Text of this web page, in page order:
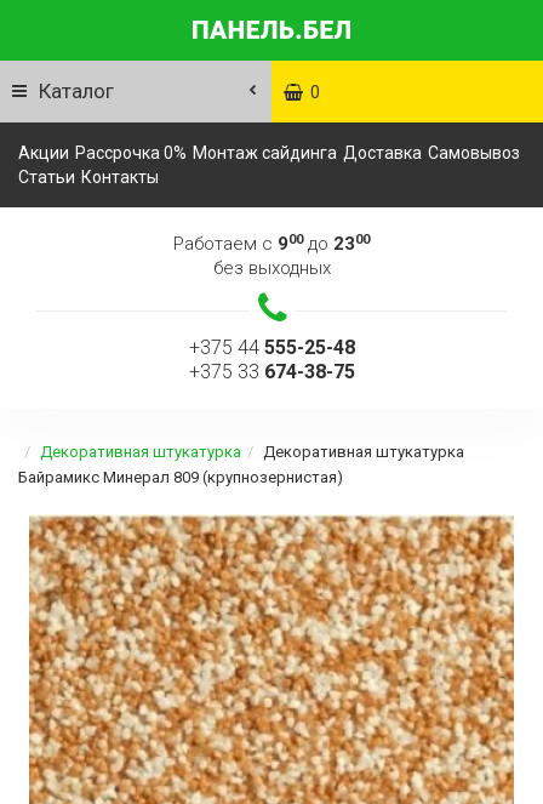
Каталог 0
Акции Рассрочка 0% Монтаж сайдинга Доставка Самовывоз
Статьи Контакты
Работаем с 900до 2300
без выходных
+375 44 555-25-48
+375 33 674-38-75
Декоративная штукатурка
Декоративная штукатурка
Байрамикс Минерал 809 (крупнозернистая)